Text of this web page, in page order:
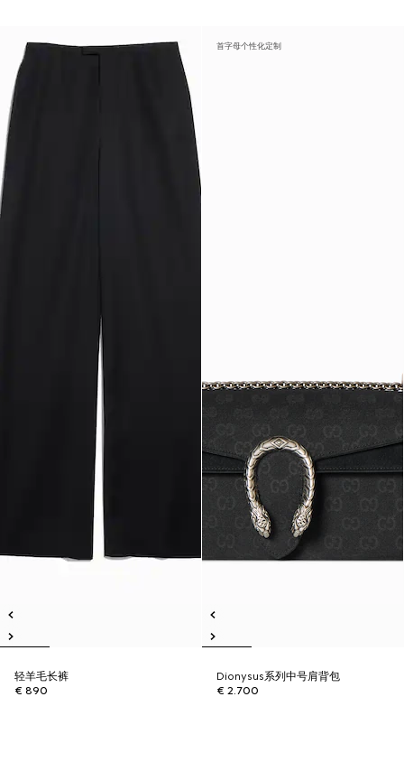
轻羊毛长裤
€ 890
首字母个性化定制
Dionysus系列中号肩背包
€ 2.700